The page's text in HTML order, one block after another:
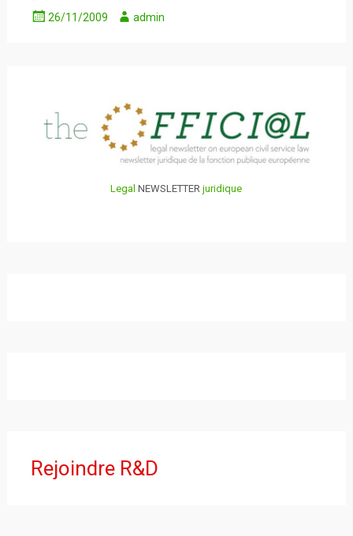
26/11/2009 admin
Legal NEWSLETTERjuridique
Rejoindre R&D